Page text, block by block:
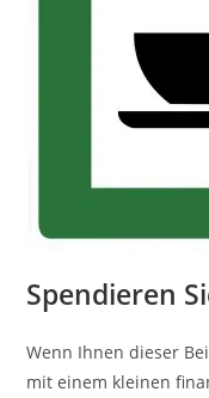
Spendieren
Wenn Ihnen dieser
mit einem kleinen